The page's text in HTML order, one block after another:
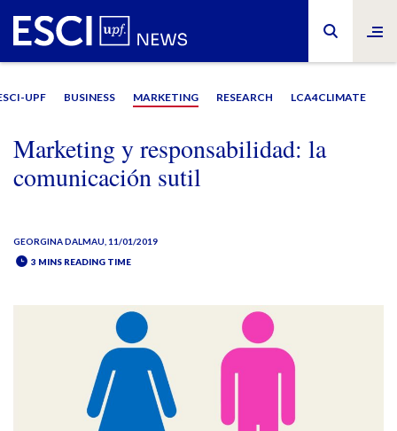
UPF BUSINESS MARKETING RESEARCH LCA4CLIMATE
Marketing y responsabilidad: la
comunicación sutil
GEORGINA DALMAU , 11/01/2019
3 MINS READING TIME